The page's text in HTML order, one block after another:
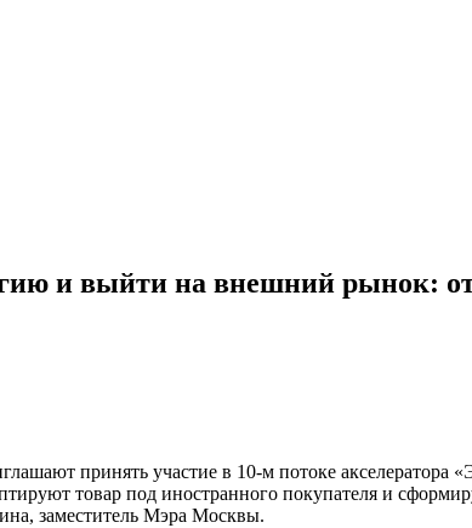
и выйти на внешний рынок:
принять участие в 10-м потоке акселератора
товар под иностранного покупателя и
заместитель Мэра Москвы.